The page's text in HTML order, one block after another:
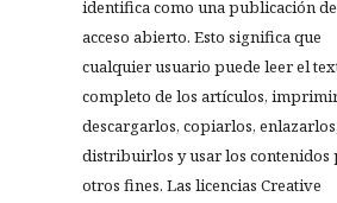
identifica como una publicación de
acceso abierto. Esto significa que
cualquier usuario puede leer el
completo de los artículos,
descargarlos, copiarlos,
distribuirlos y usar los contenidos
otros fines. Las licencias Creative